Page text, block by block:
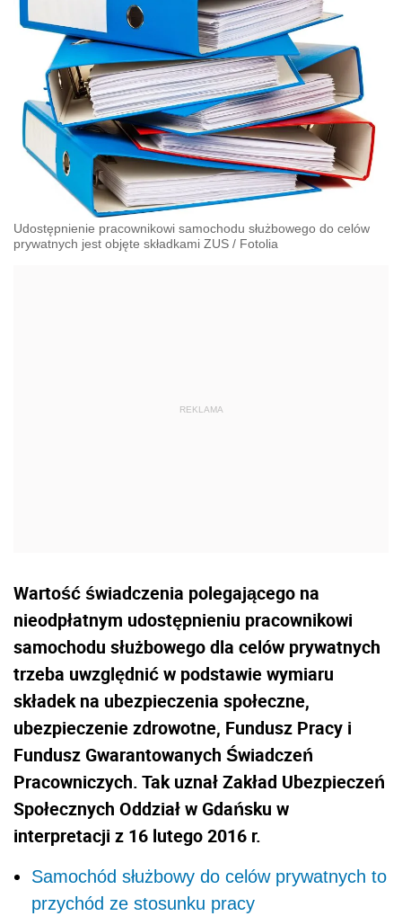
Udostępnienie pracownikowi samochodu służbowego do celów
prywatnych jest objęte składkami ZUS / Fotolia
Wartość świadczenia polegającego na
nieodpłatnym udostępnieniu pracownikowi
samochodu służbowego dla celów prywatnych
trzeba uwzględnić w podstawie wymiaru
składek na ubezpieczenia społeczne,
ubezpieczenie zdrowotne, Fundusz Pracy i
Fundusz Gwarantowanych Świadczeń
Pracowniczych. Tak uznał Zakład Ubezpieczeń
Społecznych Oddział w Gdańsku w
interpretacji z 16 lutego 2016 r.
Samochód służbowy do celów prywatnych to
przychód ze stosunku pracy